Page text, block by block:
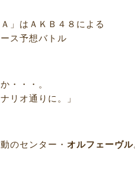
」はＡＫＢ４８による
ス予想バトル
・・・。
リオ通りに。」
のセンター・オルフェーヴル